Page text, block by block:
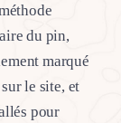
du pin,
marqué
le site, et
pour